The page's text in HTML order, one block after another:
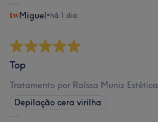
Miguel•há 1 dia
Top
Tratamento por Raíssa Muniz Estética
Depilação cera virilha